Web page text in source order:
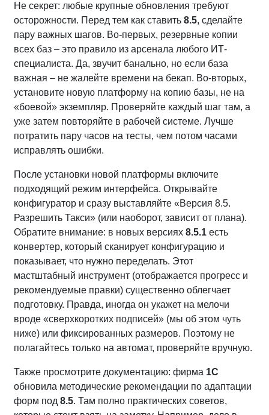
Не секрет: любые крупные обновления требуют
осторожности. Перед тем как ставить 8.5, сделайте
пару важных шагов. Во-первых, резервные копии
всех баз – это правило из арсенала любого ИТ-
специалиста. Да, звучит банально, но если база
важная – не жалейте времени на бекап. Во-вторых,
установите новую платформу на копию базы, не на
«боевой» экземпляр. Проверяйте каждый шаг там, а
уже затем повторяйте в рабочей системе. Лучше
потратить пару часов на тесты, чем потом часами
исправлять ошибки.
После установки новой платформы включите
подходящий режим интерфейса. Открывайте
конфигуратор и сразу выставляйте «Версия 8.5.
Разрешить Такси» (или наоборот, зависит от плана).
Обратите внимание: в новых версиях 8.5.1 есть
конвертер, который сканирует конфигурацию и
показывает, что нужно переделать. Этот
мастштабный инструмент (отображается прогресс и
рекомендуемые правки) существенно облегчает
подготовку. Правда, иногда он укажет на мелочи
вроде «сверхкоротких подписей» (мы об этом чуть
ниже) или фиксированных размеров. Поэтому не
полагайтесь только на автомат, проверяйте вручную.
Также просмотрите документацию: фирма 1С
обновила методические рекомендации по адаптации
форм под 8.5. Там полно практических советов,